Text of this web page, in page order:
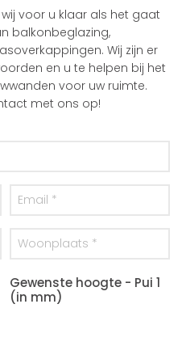
voor u klaar als het gaat
balkonbeglazing,
Wij zijn er
en u te helpen bij het
voor uw ruimte.
met ons op!
Gewenste hoogte - Pui 1
(in mm)